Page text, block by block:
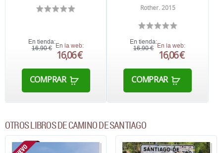
En tienda:
16,90 € En la web:
16,06 €
COMPRAR
Rother. 2015
En tienda:
16,90 €
En la web:
16,06 €
COMPRAR
OTROS LIBROS DE CAMINO DE SANTIAGO